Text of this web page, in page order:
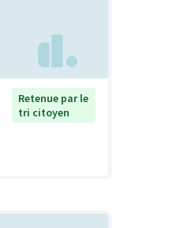
Retenue par le
tri citoyen